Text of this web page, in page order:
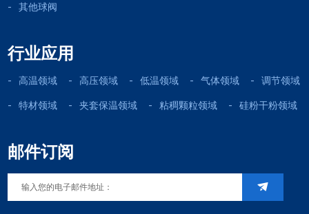
其他球阀
行业应用
高温领域 高压领域 低温领域 气体领域 调节领域
特材领域 夹套保温领域 粘稠颗粒领域 硅粉干粉领域
邮件订阅